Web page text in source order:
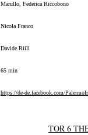
Marullo, Federica Riccobono
Nicola Franco
Davide Riili
65 min
https://de-de.facebook.com/
TOR 6